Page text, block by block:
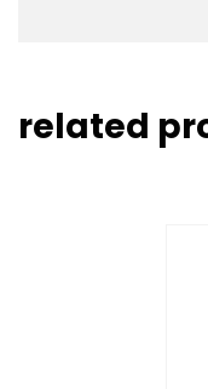
related